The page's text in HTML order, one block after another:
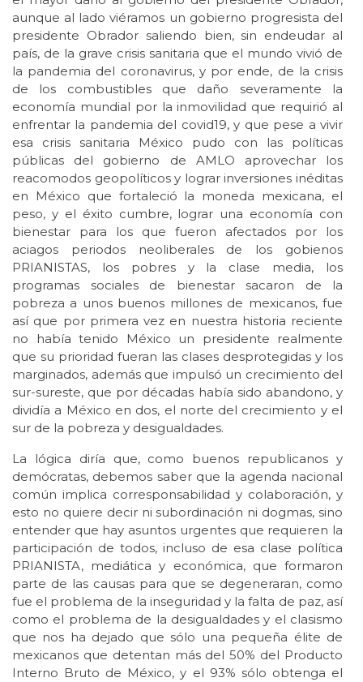
aunque al lado viéramos un gobierno progresista del
presidente Obrador saliendo bien, sin endeudar al
país, de la grave crisis sanitaria que el mundo vivió de
la pandemia del coronavirus, y por ende, de la crisis
de los combustibles que daño severamente la
economía mundial por la inmovilidad que requirió al
enfrentar la pandemia del covid19, y que pese a vivir
esa crisis sanitaria México pudo con las políticas
públicas del gobierno de AMLO aprovechar los
reacomodos geopolíticos y lograr inversiones inéditas
en México que fortaleció la moneda mexicana, el
peso, y el éxito cumbre, lograr una economía con
bienestar para los que fueron afectados por los
aciagos periodos neoliberales de los gobienos
PRIANISTAS, los pobres y la clase media, los
programas sociales de bienestar sacaron de la
pobreza a unos buenos millones de mexicanos, fue
así que por primera vez en nuestra historia reciente
no había tenido México un presidente realmente
que su prioridad fueran las clases desprotegidas y los
marginados, además que impulsó un crecimiento del
sur-sureste, que por décadas había sido abandono, y
dividía a México en dos, el norte del crecimiento y el
sur de la pobreza y desigualdades.
La lógica diría que, como buenos republicanos y
demócratas, debemos saber que la agenda nacional
común implica corresponsabilidad y colaboración, y
esto no quiere decir ni subordinación ni dogmas, sino
entender que hay asuntos urgentes que requieren la
participación de todos, incluso de esa clase política
PRIANISTA, mediática y económica, que formaron
parte de las causas para que se degeneraran, como
fue el problema de la inseguridad y la falta de paz, así
como el problema de la desigualdades y el clasismo
que nos ha dejado que sólo una pequeña élite de
mexicanos que detentan más del 50% del Producto
Interno Bruto de México, y el 93% sólo obtenga el